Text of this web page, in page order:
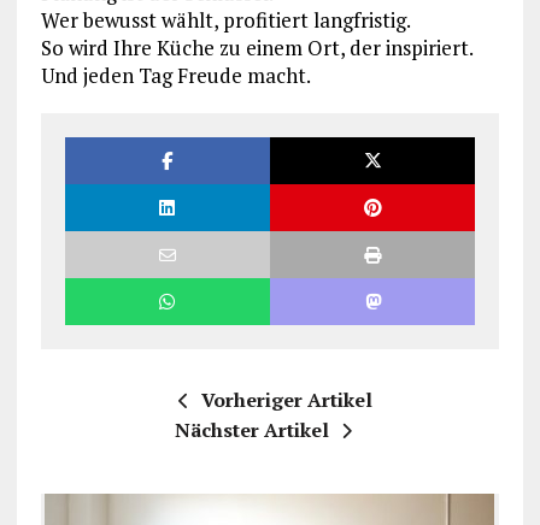
Wer bewusst wählt, profitiert langfristig.
So wird Ihre Küche zu einem Ort, der inspiriert.
Und jeden Tag Freude macht.
Vorheriger Artikel
Nächster Artikel